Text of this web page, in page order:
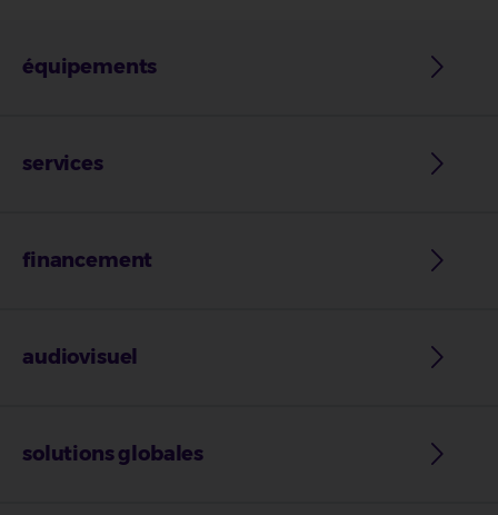
équipements
services
financement
audiovisuel
solutions globales